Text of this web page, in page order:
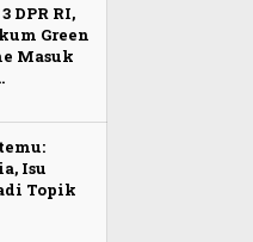
DPR RI,
Green
Masuk
Isu
Topik